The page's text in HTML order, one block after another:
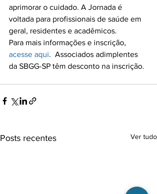
aprimorar o cuidado. A Jornada é
voltada para profissionais de saúde em
geral, residentes e acadêmicos.
Para mais informações e inscrição,
acesse aqui.  Associados adimplentes
da SBGG-SP têm desconto na inscrição.
Posts recentes Ver tudo